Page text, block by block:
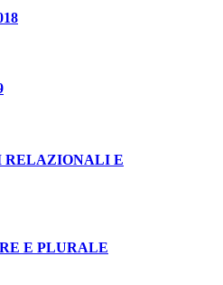
RELAZIONALI E
E PLURALE